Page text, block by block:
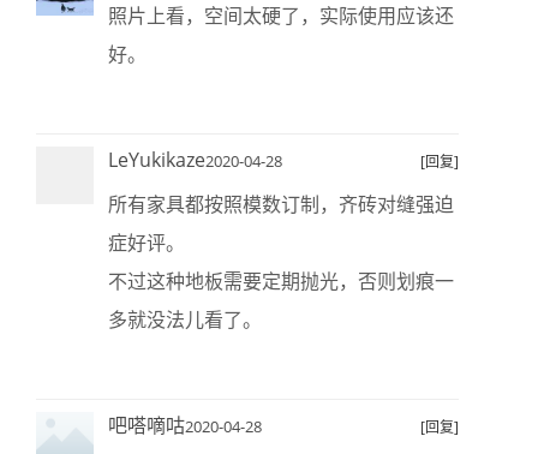
照片上看，空间太硬了，实际使用应该还
好。
LeYukikaze2020-04-28 [回复]
所有家具都按照模数订制，齐砖对缝强迫
症好评。
不过这种地板需要定期抛光，否则划痕一
多就没法儿看了。
吧嗒嘀咕2020-04-28 [回复]